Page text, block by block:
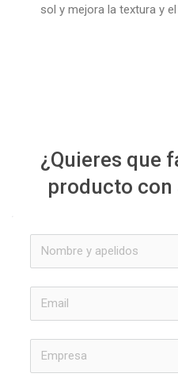
sol y mejora la textura y
¿Quieres que
producto